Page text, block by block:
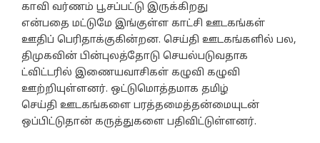
காவி வர்ணம் பூசப்பட்டு இருக்கிறது
என்பதை மட்டுமே இங்குள்ள காட்சி ஊடகங்கள்
ஊதிப் பெரிதாக்குகின்றன. செய்தி ஊடகங்களில் பல,
திமுகவின் பின்புலத்தோடு செயல்படுவதாக
ட்விட்டரில் இணையவாசிகள் கழுவி கழுவி
ஊற்றியுள்ளனர். ஒட்டுமொத்தமாக தமிழ்
செய்தி ஊடகங்களை பரத்தமைத்தன்மையுடன்
ஒப்பிட்டுதான் கருத்துகளை பதிவிட்டுள்ளனர்.